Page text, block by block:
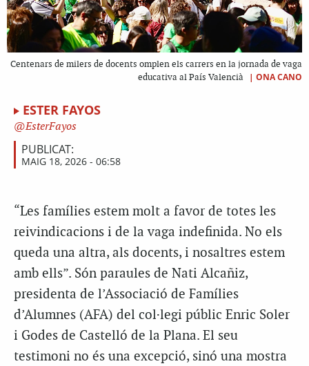
Centenars de milers de docents omplen els carrers en la jornada de vaga
educativa al País Valencià
| ONA CANO
ESTER FAYOS
EsterFayos
PUBLICAT:
MAIG 18, 2026 - 06:58
“Les famílies estem molt a favor de totes les
reivindicacions i de la vaga indefinida. No els
queda una altra, als docents, i nosaltres estem
amb ells”. Són paraules de Nati Alcañiz,
presidenta de l’Associació de Famílies
d’Alumnes (AFA) del col·legi públic Enric Soler
i Godes de Castelló de la Plana. El seu
testimoni no és una excepció, sinó una mostra